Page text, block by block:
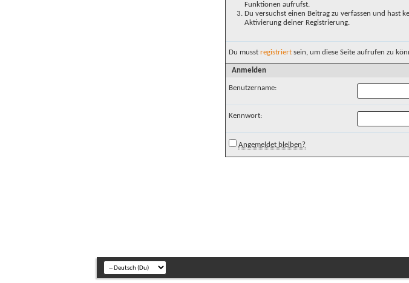
Funktionen aufrufst.
Du versuchst einen Beitrag zu verfassen und hast
Aktivierung deiner Registrierung.
Du musst registriert sein, um diese Seite aufrufen zu
Anmelden
Benutzername:
Kennwort:
Angemeldet bleiben?